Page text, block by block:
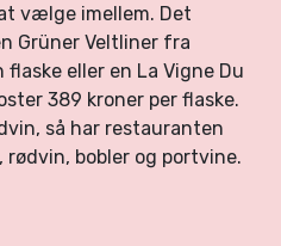
vælge imellem. Det
Grüner Veltliner fra
eller en La Vigne Du
389 kroner per flaske.
så har restauranten
bobler og portvine.